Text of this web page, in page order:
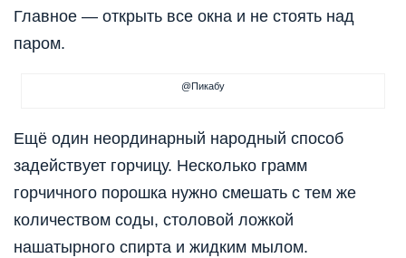
Главное — открыть все окна и не стоять над
паром.
@Пикабу
Ещё один неординарный народный способ
задействует горчицу. Несколько грамм
горчичного порошка нужно смешать с тем же
количеством соды, столовой ложкой
нашатырного спирта и жидким мылом.